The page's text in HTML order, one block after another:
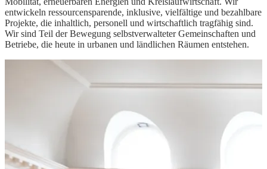
entwickeln ressourcensparende, inklusive, vielfältige und bezahlbare
Projekte, die inhaltlich, personell und wirtschaftlich tragfähig sind.
Wir sind Teil der Bewegung selbstverwalteter Gemeinschaften und
Betriebe, die heute in urbanen und ländlichen Räumen entstehen.